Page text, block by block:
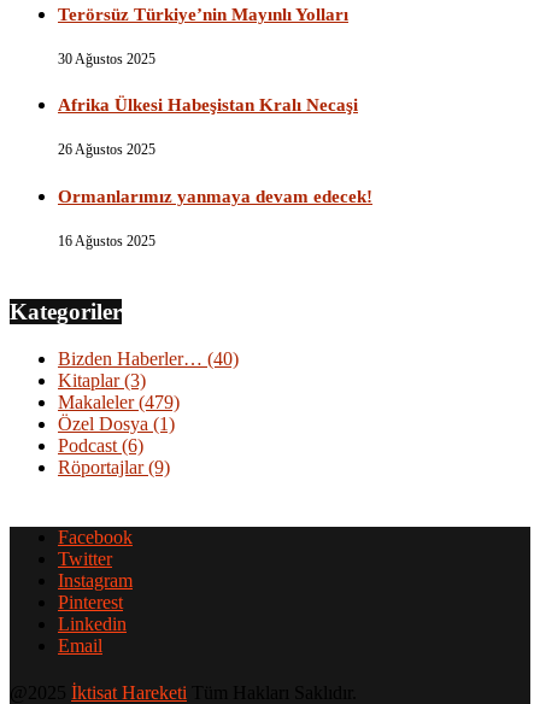
Terörsüz Türkiye’nin Mayınlı Yolları
30 Ağustos 2025
Afrika Ülkesi Habeşistan Kralı Necaşi
26 Ağustos 2025
Ormanlarımız yanmaya devam edecek!
16 Ağustos 2025
Kategoriler
Bizden Haberler… (40)
Kitaplar(3)
Makaleler(479)
Özel Dosya (1)
Podcast (6)
Röportajlar(9)
Facebook
Twitter
Instagram
Pinterest
Linkedin
Email
İktisat Hareketi